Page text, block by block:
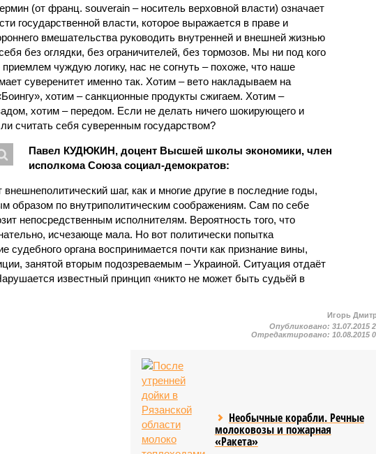
(от франц. souverain – носитель верховной власти) означает
государственной власти, которое выражается в праве и
вмешательства руководить внутренней и внешней жизнью
без оглядки, без ограничителей, без тормозов. Мы ни под кого
чуждую логику, нас не согнуть – похоже, что наше
суверенитет именно так. Хотим – вето накладываем на
хотим – санкционные продукты сжигаем. Хотим –
хотим – передом. Если не делать ничего шокирующего и
считать себя суверенным государством?
Павел КУДЮКИН, доцент Высшей школы экономики, член
исполкома Союза социал-демократов:
внешнеполитический шаг, как и многие другие в последние годы,
образом по внутриполитическим соображениям. Сам по себе
непосредственным исполнителям. Вероятность того, что
исчезающе мала. Но вот политически попытка
судебного органа воспринимается почти как признание вины,
занятой вторым подозреваемым – Украиной. Ситуация отдаёт
известный принцип «никто не может быть судьёй в
Игорь
Опубликовано:31.07.2015
Отредактировано: 10.08.2015
Необычные корабли. Речные
молоковозы и пожарная
«Ракета»